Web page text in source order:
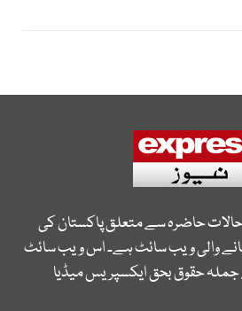
حالات حاضرہ سے متعلق پاکستان کی
والی ویب سائٹ ہے۔ اس ویب سائٹ
جملہ حقوق بحق ایکسپریس میڈیا